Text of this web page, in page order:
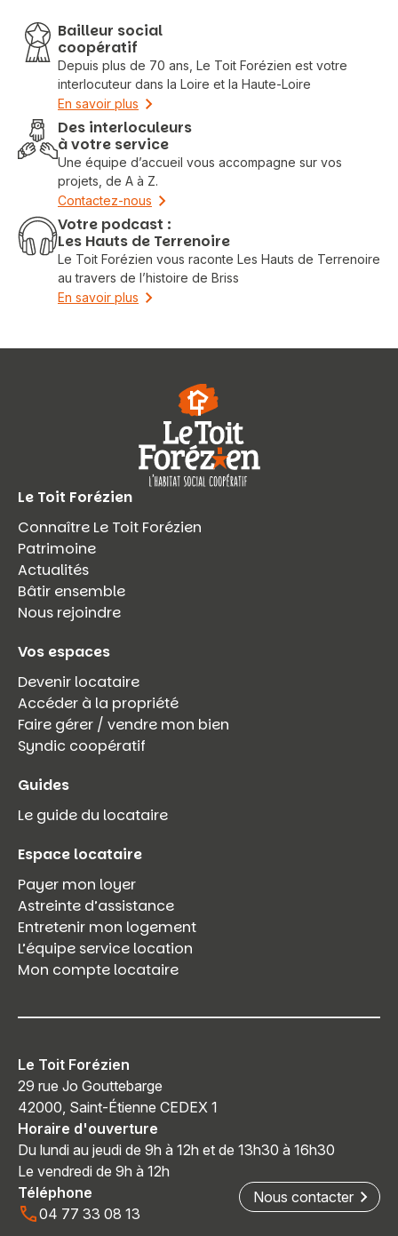
Bailleur social
coopératif
Depuis plus de 70 ans, Le Toit Forézien est votre
interlocuteur dans la Loire et la Haute-Loire
En savoir plus
Des interloculeurs
à votre service
Une équipe d’accueil vous accompagne sur vos
projets, de A à Z.
Contactez-nous
Votre podcast :
Les Hauts de Terrenoire
Le Toit Forézien vous raconte Les Hauts de Terrenoire
au travers de l’histoire de Briss
En savoir plus
Le Toit Forézien
Connaître Le Toit Forézien
Patrimoine
Actualités
Bâtir ensemble
Nous rejoindre
Vos espaces
Devenir locataire
Accéder à la propriété
Faire gérer / vendre mon bien
Syndic coopératif
Guides
Le guide du locataire
Espace locataire
Payer mon loyer
Astreinte d’assistance
Entretenir mon logement
L’équipe service location
Mon compte locataire
Le Toit Forézien
29 rue Jo Gouttebarge
42000, Saint-Étienne CEDEX 1
Horaire d'ouverture
Du lundi au jeudi de 9h à 12h et de 13h30 à 16h30
Le vendredi de 9h à 12h
Téléphone
04 77 33 08 13
Nous contacter